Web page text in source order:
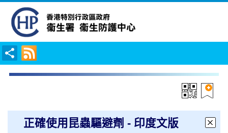
正確使用昆蟲驅避劑 - 印度文版